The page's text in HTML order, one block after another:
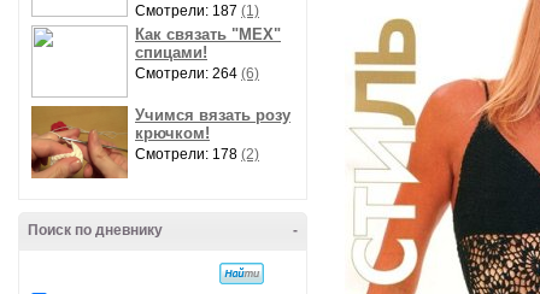
Смотрели: 187 (1)
Как связать "МЕХ"
спицами!
Смотрели: 264 (6)
Учимся вязать розу
крючком!
Смотрели: 178 (2)
-
Поиск по дневнику